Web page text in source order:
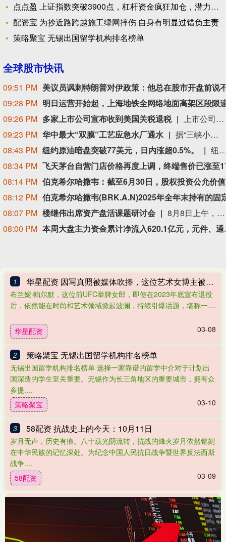
点点盈 上证指数突破3900点，杠杆资金疯狂加仓，潜力股爆发
配资宝 为抄近路跨越施工绿网摔伤 自身有明显过错负主责
策略聚宝 无锡出国留学机构排名榜单
全球股市快讯
09:51 PM
09:28 PM
09:26 PM 多家上市公司宣布收到美国关税退税
上市公司公告显示，自7月以来，多家公司宣布已经收到美国关税退税。根据美国最高法院今年2月裁定，《国际紧急经济权力法》不授权总统征收大规模关税。美国国际贸易法院随后下令海关办理相关退款。海关与边境保护局4月20日启动第一阶段退款工作，首批退款于5月11日前后发放。美国海关与边境保护局官员本月4日披露的信息显示，截至7月底，该部门已处理完毕约1000亿美元关税的退款流程并把相关信息提供给财政部用于付款。（中新社）
09:23 PM 华中最大“双膜”工艺应急水厂通水
据“三峡小微”公众号消息，8月8日，由三峡集团所属长江环保集团、武汉市水务集团等共同投资建设的华中地区规模最大的“双膜”工艺应急水厂——武汉梁子湖应急水厂并网通水，标志着武汉市江南区域正式构建起“一江一湖”双水源互为备援、灵活调度的供水新格局，为片区660万市民用水安全提供坚实保障。
08:43 PM 纽约原油暗盘突破77美元，日内涨超0.5%。
纽约原油暗盘突破77美元
08:34 PM
08:14 PM
08:12 PM
08:07 PM 楼继伟出席资产盘活课题研讨会
8月8日上午，全球财富管理论坛在京召开“地方国有存量资产盘活进展、难点与策略”课题研讨会，楼继伟出席会议并做总结发言。楼继伟在发言中表示，盘活国有资产既是近期的当务之急，也是一项长期性的战略任务。当前我国GDP平减指数阶段性承压走低，财政维持紧平衡格局的压力持续攀升；我国税收结构以间接税为主体，税收收入增速显著弱于名义GDP增速，财政内生增收动能受限。叠加土地财政收入大幅收缩，地方隐性债务化解、长期限国债常态化发行带来的利息支出刚性上涨，收支两端压力持续凸显。综合多重现实约束来看，国有存量资产盘活并非短期应急手段，而是一项需要常态化、长效化推进的重点工作。（全球财富管理论坛）
08:00 PM
本周大盘主力
1 华星配资 因写真照被媒体吹捧，这位艺术女博主被百万拳迷称为UFC传奇？
布兰妮·帕尔默，这位前UFC举牌女郎，即使在2023年底宣布退役
后，依然能在时尚和艺术领域掀起波澜，持续引爆话题，堪称一....
华星配资 03-08
2 策略聚宝 无锡出国留学机构排名榜单
无锡出国留学机构排名榜单 选择一家靠谱的留学中介对于计划出
国深造的学生至关重要。无锡作为长三角地区的重要城市，拥有众
多提....
策略聚宝
03-10
3 58配资 抗战史上的今天：10月11日
岁月无声，历史有痕。八十载光阴流转，抗战的烽火岁月依然铭刻
在中华民族的记忆深处。为纪念中国人民抗日战争暨世界反法西斯
战争....
58配资
03-09